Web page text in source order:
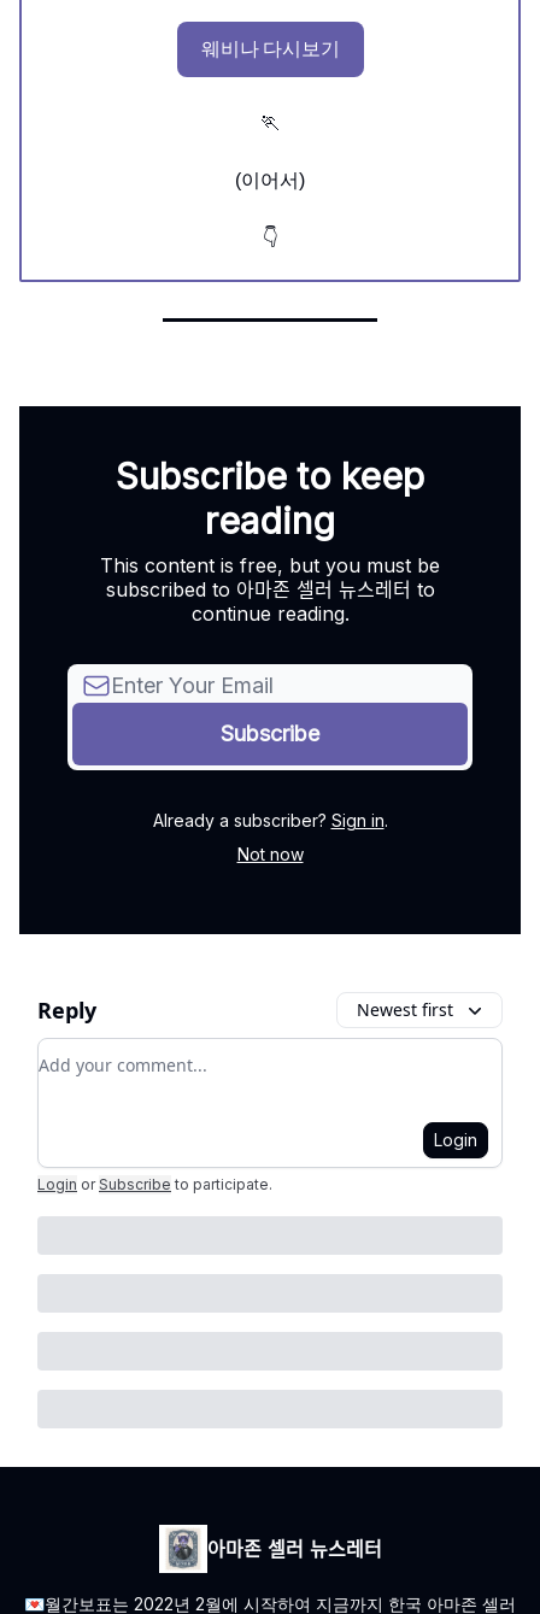
웨비나 다시보기
🏃
(이어서)
👇
Subscribe to keep
reading
This content is free, but you must be
subscribed to 아마존 셀러 뉴스레터 to
continue reading.
Already a subscriber? Sign in.
Not now
Reply Newest first
Add your comment
Login
Login or Subscribe to participate.
아마존 셀러 뉴스레터
💌월간보표는 2022년 2월에 시작하여 지금까지 한국 아마존 셀러